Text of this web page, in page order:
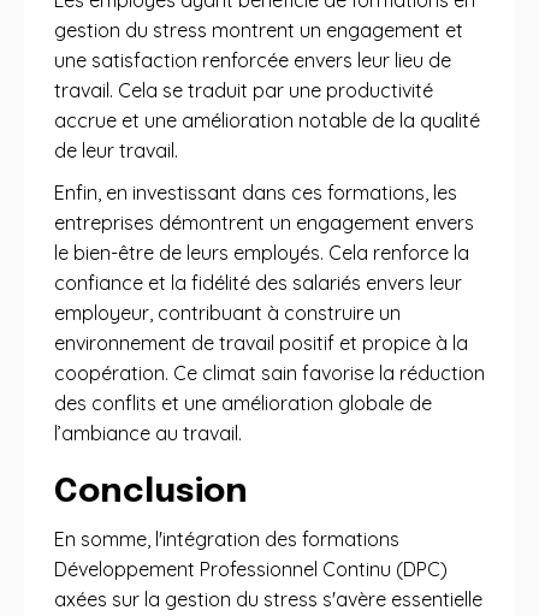
gestion du stress montrent un engagement et
une satisfaction renforcée envers leur lieu de
travail. Cela se traduit par une productivité
accrue et une amélioration notable de la qualité
de leur travail.
Enfin, en investissant dans ces formations, les
entreprises démontrent un engagement envers
le bien-être de leurs employés. Cela renforce la
confiance et la fidélité des salariés envers leur
employeur, contribuant à construire un
environnement de travail positif et propice à la
coopération. Ce climat sain favorise la réduction
des conflits et une amélioration globale de
l’ambiance au travail.
Conclusion
En somme, l'intégration des formations
Développement Professionnel Continu (DPC)
axées sur la gestion du stress s'avère essentielle